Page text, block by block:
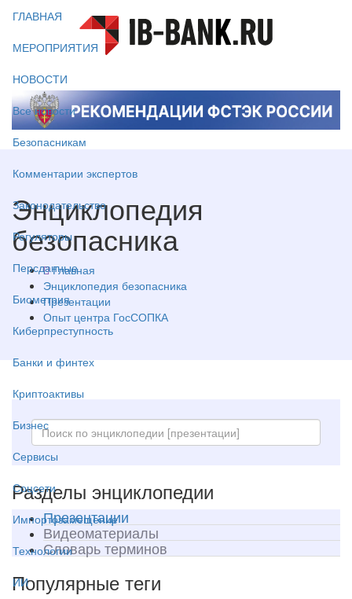
ГЛАВНАЯ
МЕРОПРИЯТИЯ
НОВОСТИ
Все новости
Безопасникам
Комментарии экспертов
Законодательство
Регуляторы
Персданные
Биометрия
Киберпреступность
Банки и финтех
Криптоактивы
Бизнес
Сервисы
Соцсети
Импортозамещение
Технологии
ИИ
Энциклопедия
безопасника
Главная
Энциклопедия безопасника
Презентации
Опыт центра ГосСОПКА
Разделы энциклопедии
Презентации
Видеоматериалы
Словарь терминов
Популярные теги